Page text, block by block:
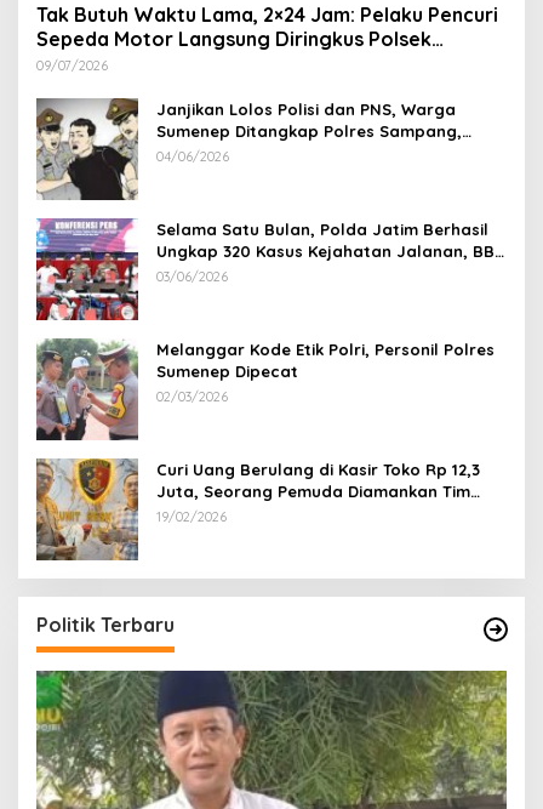
Tak Butuh Waktu Lama, 2×24 Jam: Pelaku Pencuri
Sepeda Motor Langsung Diringkus Polsek
Lenteng di Wilayah Manding
09/07/2026
Janjikan Lolos Polisi dan PNS, Warga
Sumenep Ditangkap Polres Sampang,
Korban Rugi Rp 600 juta
04/06/2026
Selama Satu Bulan, Polda Jatim Berhasil
Ungkap 320 Kasus Kejahatan Jalanan, BB
100 Sepeda Motor dan 12 Mobil Diamankan
03/06/2026
Melanggar Kode Etik Polri, Personil Polres
Sumenep Dipecat
02/03/2026
Curi Uang Berulang di Kasir Toko Rp 12,3
Juta, Seorang Pemuda Diamankan Tim
Reskrim Polsek Lenteng Sumenep
19/02/2026
Politik Terbaru